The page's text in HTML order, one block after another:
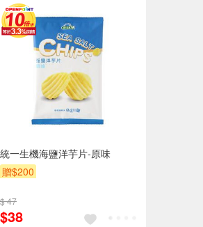
統一生機海鹽洋芋片-原味
贈$200
$ 47
$38